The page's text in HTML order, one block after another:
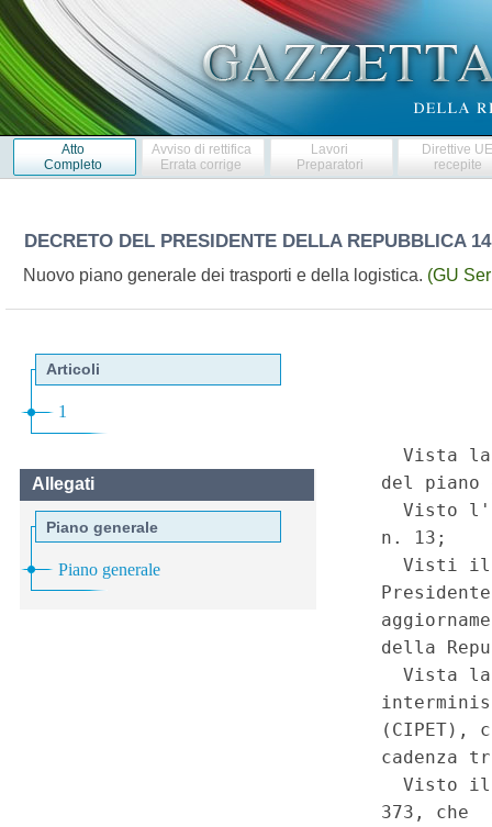
Atto
Completo
Avviso di rettifica
Errata corrige
Lavori
Preparatori
Direttive
recepite
DECRETO DEL PRESIDENTE DELLA REPUBBLICA
Nuovo piano generale dei trasporti e della logistica. (GU